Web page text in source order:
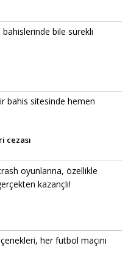
bile sürekli
bahis sitesinde hemen
cezası
oyunlarına, özellikle
kazançlı!
her futbol maçını